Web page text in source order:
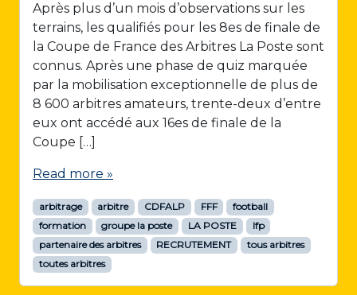
Après plus d’un mois d’observations sur les
terrains, les qualifiés pour les 8es de finale de
la Coupe de France des Arbitres La Poste sont
connus. Après une phase de quiz marquée
par la mobilisation exceptionnelle de plus de
8 600 arbitres amateurs, trente-deux d’entre
eux ont accédé aux 16es de finale de la
Coupe […]
Read more »
arbitrage arbitre CDFALP FFF
football
formation
groupe la poste LA POSTE
lfp
partenaire des arbitres
RECRUTEMENT
tous arbitres
toutes arbitres